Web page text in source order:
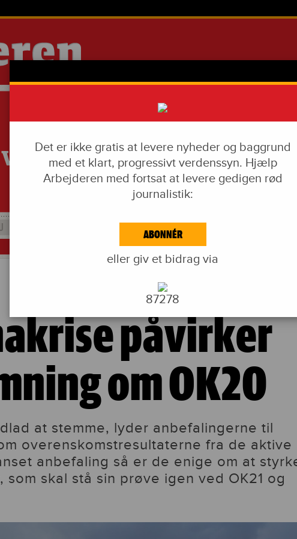
LIVSSTIL
IDÉKAMP KULTUR BLOGS
påvirker
om OK20
at stemme, lyder anbefalingerne til
overenskomstresultaterne fra de aktive
anbefaling så er de enige om at
som skal stå sin prøve igen ved OK21 og
Det er ikke gratis at levere nyheder og baggrund
med et klart, progressivt verdenssyn. Hjælp
Arbejderen med fortsat at levere gedigen rød
journalistik:
ABONNÉR
eller giv et bidrag via
87278